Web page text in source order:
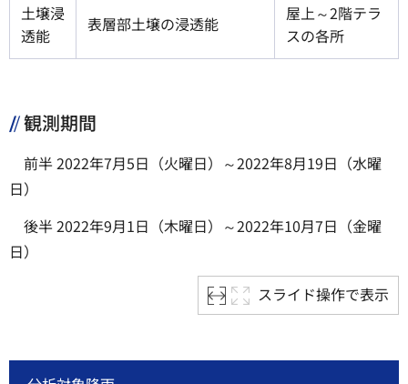
土壌浸
透能
表層部土壌の浸透能
屋上～2階テラ
スの各所
観測期間
前半 2022年7月5日（火曜日）～2022年8月19日（水曜
日）
後半 2022年9月1日（木曜日）～2022年10月7日（金曜
日）
スライド操作で表示